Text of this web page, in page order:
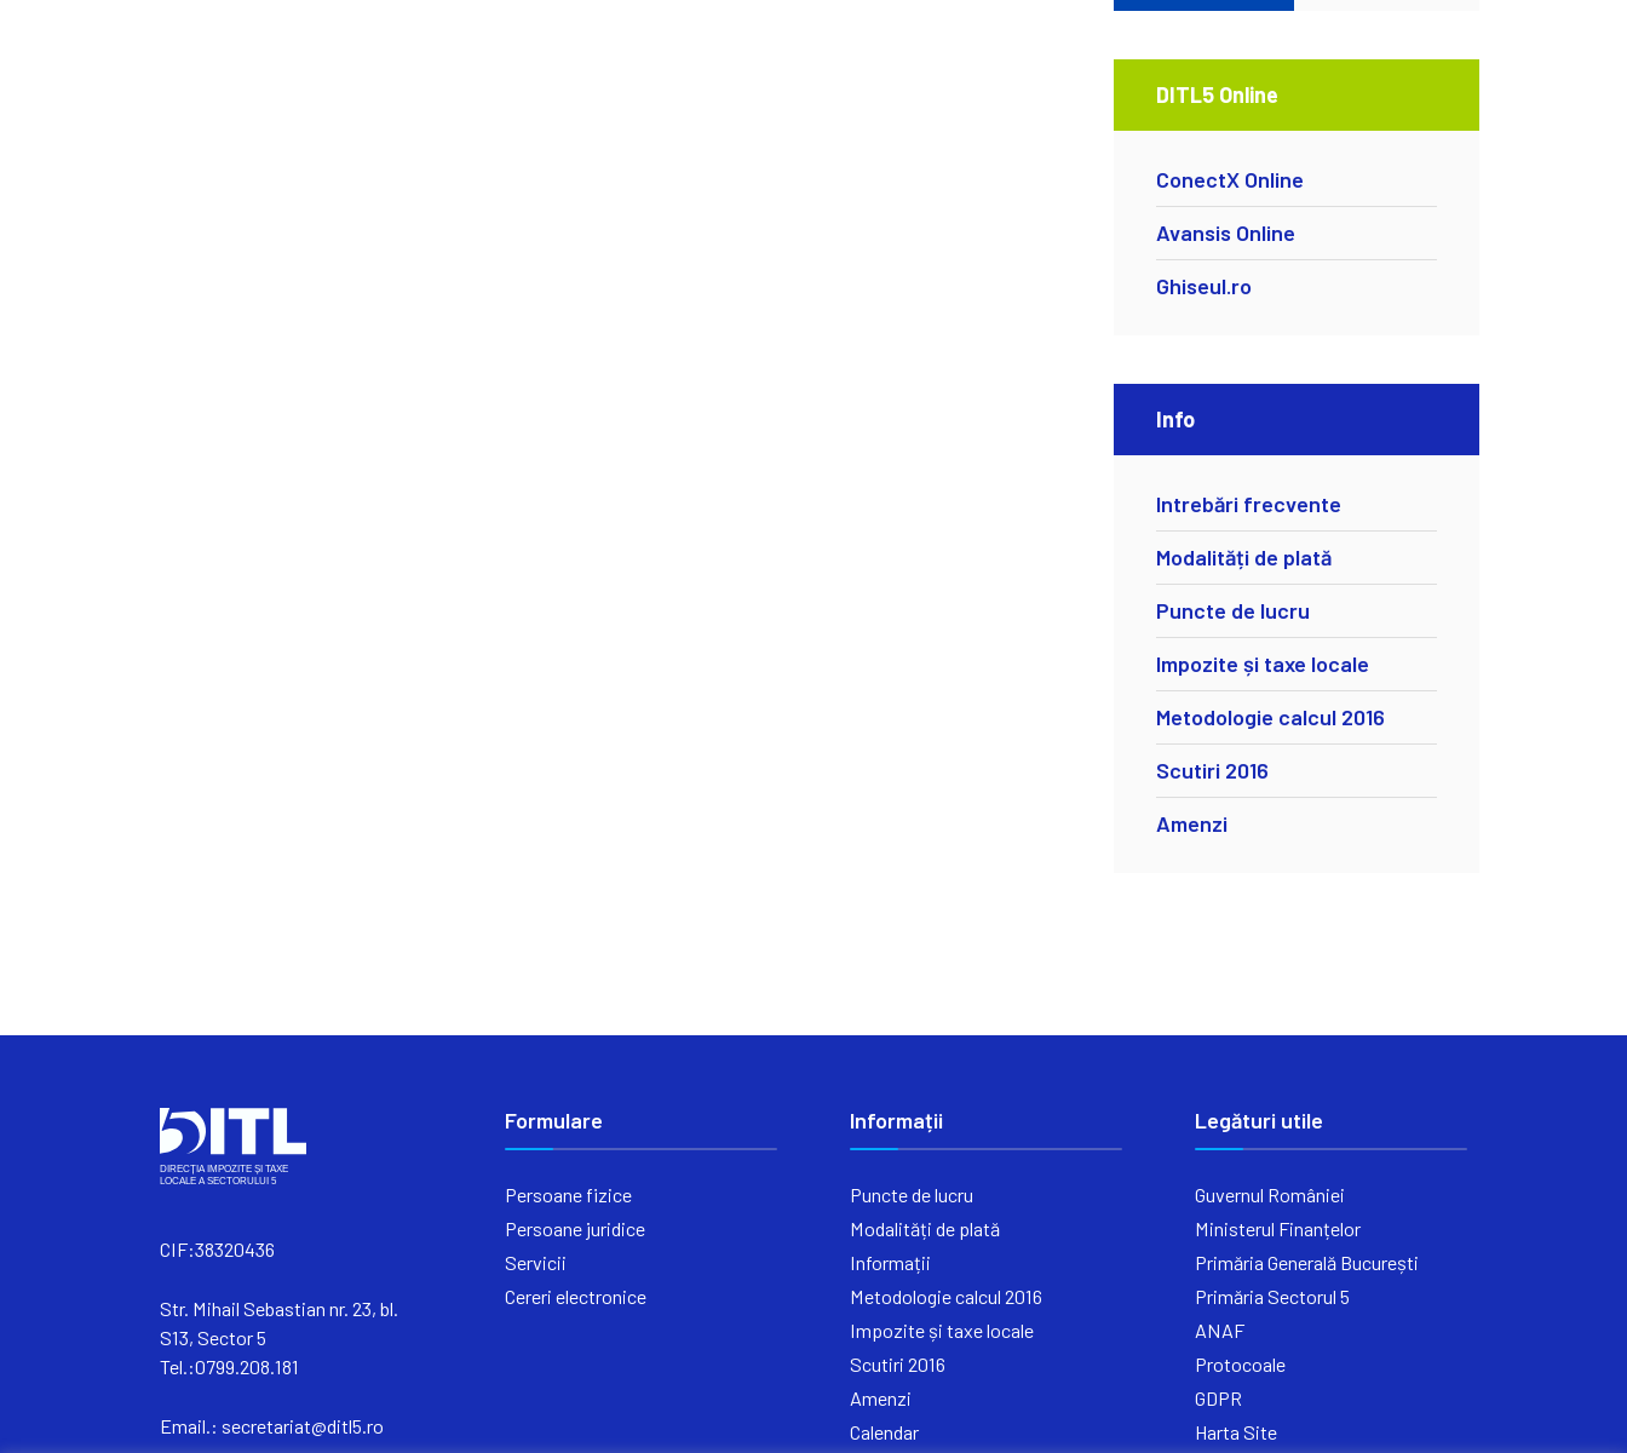
DITL5 Online
ConectX Online
Avansis Online
Ghiseul.ro
Info
Intrebări frecvente
Modalități de plată
Puncte de lucru
Impozite și taxe locale
Metodologie calcul 2016
Scutiri 2016
Amenzi
CIF:38320436
Str. Mihail Sebastian nr. 23, bl.
S13, Sector 5
Tel.:0799.208.181
Email.: secretariat@ditl5.ro
Formulare
Persoane fizice
Persoane juridice
Servicii
Cereri electronice
Informații
Puncte de lucru
Modalități de plată
Informații
Metodologie calcul 2016
Impozite și taxe locale
Scutiri 2016
Amenzi
Calendar
Legături utile
Guvernul României
Ministerul Finanțelor
Primăria Generală București
Primăria Sectorul 5
ANAF
Protocoale
GDPR
Harta Site